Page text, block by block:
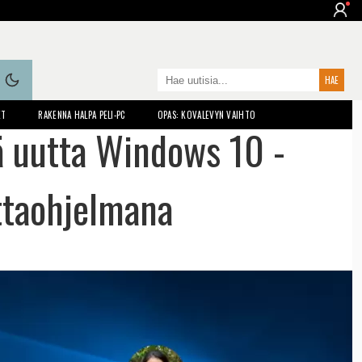
RAKENNA HALPA PELI-PC OPAS: KOVALEVYN VAIHTO
Windows 10 -